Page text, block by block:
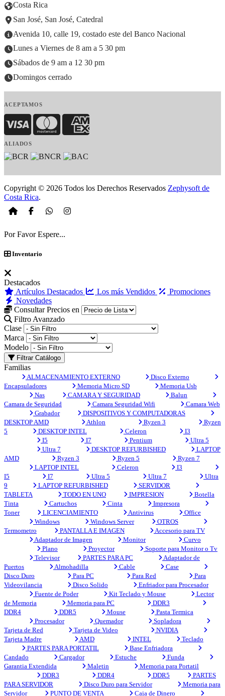
Costa Rica
San José, San José, Catedral
Avenida 10, calle 19, costado este del Banco Nacional
Lunes a Viernes de 8 am a 5 30 pm
Sábados de 9 am a 12 30 pm
Domingos cerrado
ACEPTAMOS
Visa MasterCardAmerican Express
ALIADOS
Copyright © 2026 Todos los Derechos Reservados Zephysoft de
Costa Rica.
Por Favor Espere...
Inventario
Destacados
Artículos Destacados
Los más Vendidos
Promociones
Novedades
Consultar Precios en
Filtro Avanzado
Clase
Marca
Modelo
Filtrar Catálogo
Familias
ALMACENAMIENTO EXTERNO
Disco Externo
Encapsuladores
Memoria Micro SD
Memoria Usb
Nas
CAMARA Y SEGURIDAD
Balun
Camara de Seguridad
Camara Seguridad Wifi
Camara Web
Grabador
DISPOSITIVOS Y COMPUTADORAS
DESKTOP AMD
Athlon Ryzen 3
Ryzen
5
DESKTOP INTEL Celeron
I3
I5
I7 Pentium
Ultra 5
Ultra 7
DESKTOP REFURBISHED
LAPTOP
AMD
Ryzen 3 Ryzen 5
Ryzen 7
LAPTOP INTEL
Celeron
I3
I5
I7 Ultra 5 Ultra 7
Ultra
9
LAPTOP REFURBISHED
SERVIDOR
TABLETA
TODO EN UNO IMPRESION
Botella
Tinta
Cartuchos Cinta
Impresora
Toner
LICENCIAMIENTO Antivirus
Office
Windows
Windows Server
OTROS
Termometro
PANTALLA E IMAGEN
Accesorio para TV
Adaptador de Imagen
Monitor
Curvo
Plano
Proyector
Soporte para Monitor o Tv
Televisor
PARTES PARA PC
Adaptador de
Puertos
Almohadilla Cable
Case
Disco Duro
Para PC Para Red
Para
Videovilancia
Disco Solido
Enfriador para Procesador
Fuente de Poder
Kit Teclado y Mouse
Lector
de Memoria
Memoria para PC
DDR3
DDR4
DDR5 Mouse
Pasta Termica
Procesador
Quemador
Sopladora
Tarjeta de Red
Tarjeta de Video
NVIDIA
Tarjeta Madre
AMD INTEL
Teclado
PARTES PARA PORTATIL
Base Enfriadora
Candado
Cargador Estuche
Funda
Garantia Extendida
Maletin
Memoria para Portatil
DDR3
DDR4 DDR5
PARTES
PARA SERVIDOR
Disco Duro para Servidor
Memoria para
Servidor
PUNTO DE VENTA Caja de Dinero